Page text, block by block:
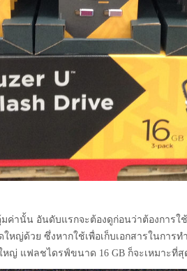
ค่านั้น อันดับแรกจะต้องดูก่อนว่าต้องการใ
หญ่ด้วย ซึ่งหากใช้เพื่อเก็บเอกสารในการ
ญ่ แฟลชไดรฟ์ขนาด 16 GB ก็จะเหมาะที่สุ